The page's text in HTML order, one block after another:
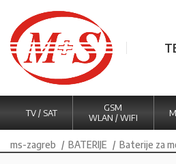
TV / SAT
GSM
WLAN / WIFI
ms-zagreb BATERIJE Baterije za